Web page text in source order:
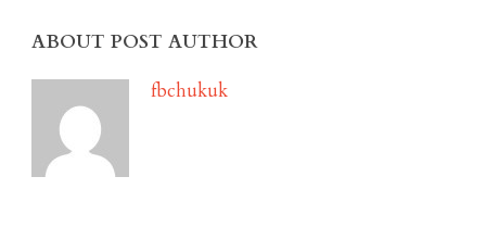
ABOUT POST AUTHOR
fbchukuk